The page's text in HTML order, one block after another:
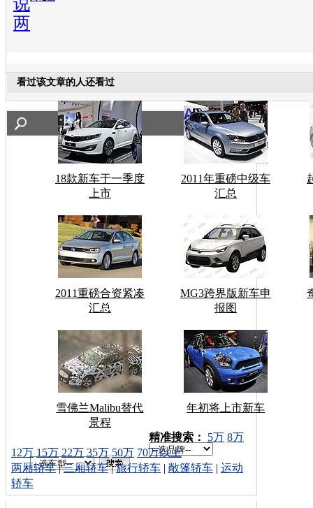
两
看过该文章的人还看过
18款新车于一季度
上市
2011年重磅中级车
汇总
2011重磅合资紧凑
汇总
MG3跨界版新车申
报图
雪佛兰Malibu替代
景程
年初将上市新车
车型搜索：
精准搜索： 5万 8万
12万 15万 22万 35万 50万 70万以上
两厢轿车|三厢轿车|旅行轿车 | 敞篷轿车 | 运动
轿车